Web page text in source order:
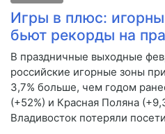
Игры в плюс:
бьют рекорды на
В праздничные выходные
российские игорные зоны
3,7% больше, чем годом
(+52%) и Красная Поляна
Владивосток потеряли